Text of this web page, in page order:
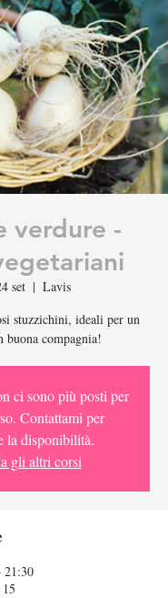
verdure -
set
  |
Lavis
stuzzichini, ideali per un
buona compagnia!
ci sono più posti per
Contattami per
la disponibilità.
gli altri corsi
21:30